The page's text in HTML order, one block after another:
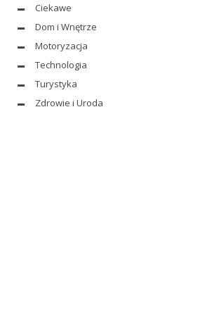
Ciekawe
Dom i Wnętrze
Motoryzacja
Technologia
Turystyka
Zdrowie i Uroda